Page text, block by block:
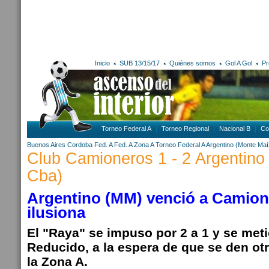
Inicio SUB 13/15/17 Quiénes somos Gol A Gol
Torneo Federal A Torneo Regional Nacional B
Buenos Aires Cordoba Fed. A Fed. A Zona A Torneo Federal AArgentino (Monte
Club Camioneros 1 - 2
Cba)
Argentino (MM) venció a
ilusiona
El "Raya" se impuso por 2 a 1 y se
Reducido, a la espera de que se den
la Zona A.